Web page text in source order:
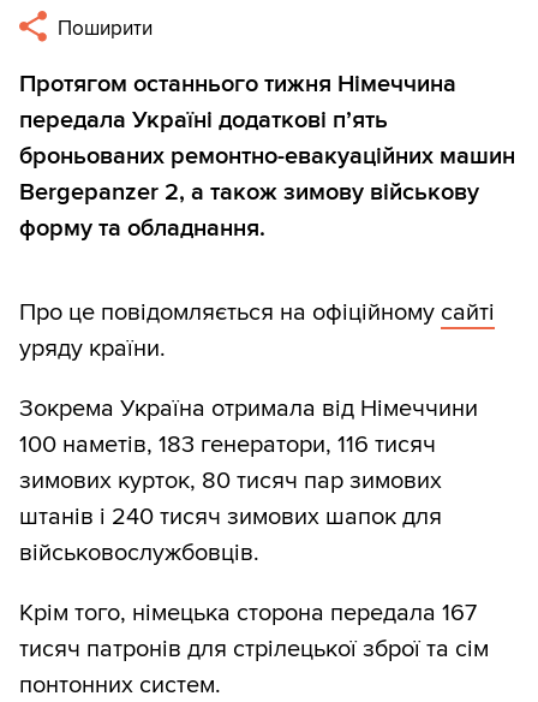
Поширити
Протягом останнього тижня Німеччина
передала Україні додаткові п’ять
броньованих ремонтно-евакуаційних машин
Bergepanzer 2, а також зимову військову
форму та обладнання.
Про це повідомляється на офіційному сайті
уряду країни.
Зокрема Україна отримала від Німеччини
100 наметів, 183 генератори, 116 тисяч
зимових курток, 80 тисяч пар зимових
штанів і 240 тисяч зимових шапок для
військовослужбовців.
Крім того, німецька сторона передала 167
тисяч патронів для стрілецької зброї та сім
понтонних систем.